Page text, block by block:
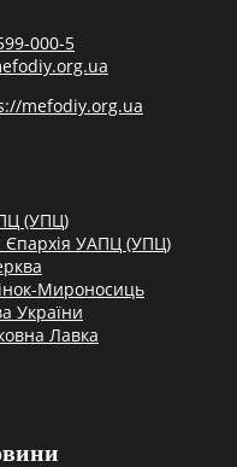
000-5
mefodiy.org.ua
(УПЦ)
Єпархія УАПЦ (УПЦ)
Мироносиць
України
Лавка